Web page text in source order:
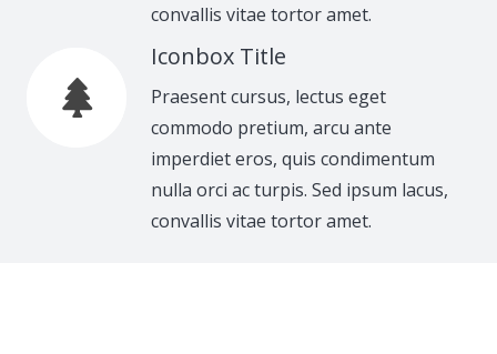
convallis vitae tortor amet.
Iconbox Title
Praesent cursus, lectus eget
commodo pretium, arcu ante
imperdiet eros, quis condimentum
nulla orci ac turpis. Sed ipsum lacus,
convallis vitae tortor amet.